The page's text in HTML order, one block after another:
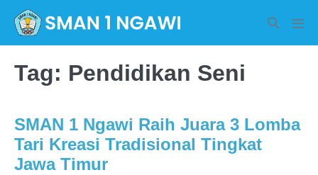
content
Search
Tag: Pendidikan Seni
SMAN 1 Ngawi Raih Juara 3 Lomba
Tari Kreasi Tradisional Tingkat
Jawa Timur